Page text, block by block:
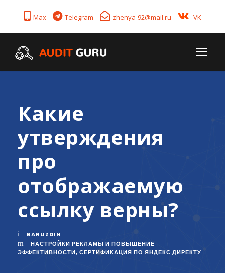
Max Telegram zhenya-92@mail.ru VK
Какие
утверждения
про
отображаемую
ссылку верны?
BARUZDIN
НАСТРОЙКИ РЕКЛАМЫ И ПОВЫШЕНИЕ
ЭФФЕКТИВНОСТИ, СЕРТИФИКАЦИЯ ПО ЯНДЕКС ДИРЕКТУ